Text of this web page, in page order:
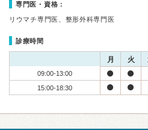
専門医・資格：
リウマチ専門医、整形外科専門医
診療時間
月 火
09:00-13:00
15:00-18:30